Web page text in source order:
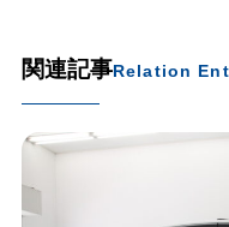
関連記事Relation